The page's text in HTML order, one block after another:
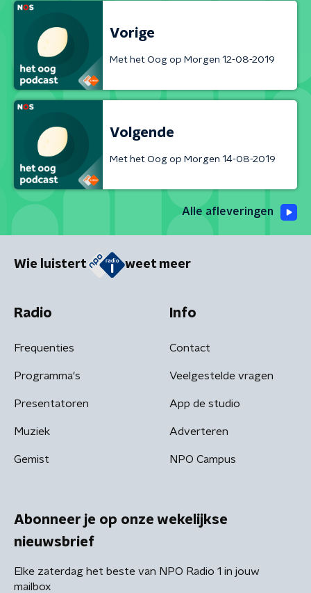
Vorige
Met het Oog op Morgen 12-08-2019
Volgende
Met het Oog op Morgen 14-08-2019
Alle afleveringen
Wie luistert weet meer
Radio
Frequenties
Programma's
Presentatoren
Muziek
Gemist
Info
Contact
Veelgestelde vragen
App de studio
Adverteren
NPO Campus
Abonneer je op onze wekelijkse
nieuwsbrief
Elke zaterdag het beste van NPO Radio 1 in jouw
mailbox